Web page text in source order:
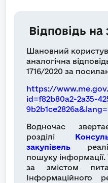
Відповідь
Шановний
аналогічна
1716/2020 за
https://
id=f82b80a2-2a35-
Водночас
розділі
закупівель
пошуку інформації.
за змістом
Інформаційного